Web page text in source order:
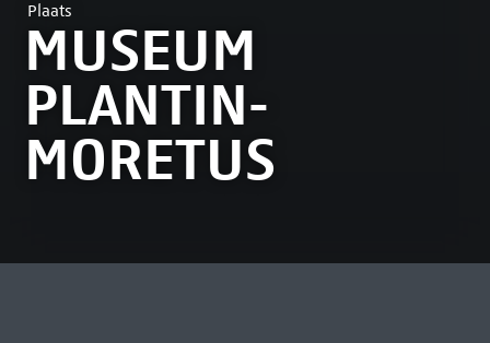
Plaats
MUSEUM
PLANTIN-
MORETUS